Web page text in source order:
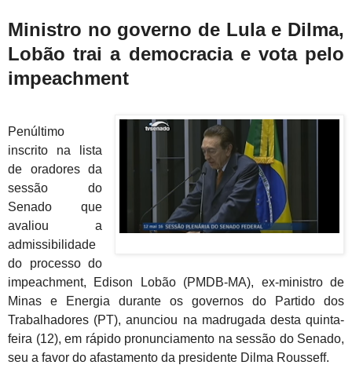
Ministro no governo de Lula e Dilma,
Lobão trai a democracia e vota pelo
impeachment
Penúltimo
inscrito na lista
de oradores da
sessão do
Senado que
avaliou a
admissibilidade
do processo do
impeachment, Edison Lobão (PMDB-MA), ex-ministro de
Minas e Energia durante os governos do Partido dos
Trabalhadores (PT), anunciou na madrugada desta quinta-
feira (12), em rápido pronunciamento na sessão do Senado,
seu a favor do afastamento da presidente Dilma Rousseff.